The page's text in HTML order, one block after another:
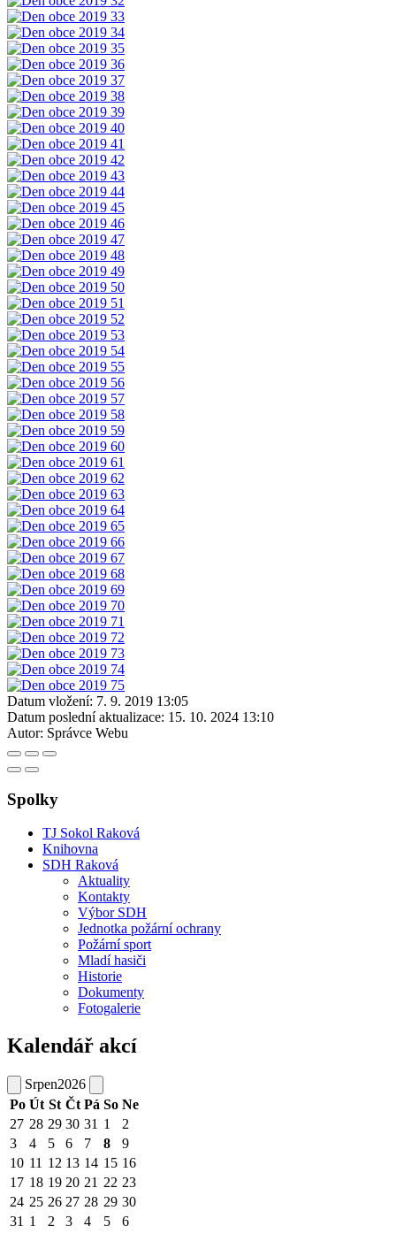
Datum vložení: 7. 9. 2019 13:05
Datum poslední aktualizace: 15. 10. 2024 13:10
Autor: Správce Webu
Spolky
TJ Sokol Raková
Knihovna
SDH Raková
Aktuality
Kontakty
Výbor SDH
Jednotka požární ochrany
Požární sport
Mladí hasiči
Historie
Dokumenty
Fotogalerie
Kalendář akcí
Srpen2026
Po Út St Čt Pá So Ne
27 28 29 30 31 1
2
3
4 5 6 7 8
9
10 11 12 13 14 15 16
17 18 19 20 21 22 23
24 25 26 27 28 29 30
31 1 2 3 4 5 6